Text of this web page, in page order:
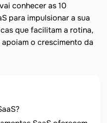
conhecer as 10
para impulsionar a sua
que facilitam a rotina,
o crescimento da